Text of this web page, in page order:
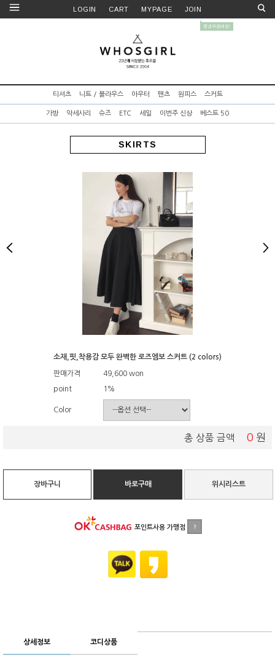
LOGIN CART MYPAGE JOIN
티셔츠 니트 / 블라우스 아우터 팬츠 원피스 스커트
가방 악세사리 슈즈 ETC 세일 이번주 신상 베스트 50
SKIRTS
소재,핏,착용감 모두 완벽한 로즈엠보 스커트 (2 colors)
판매가격 49,600 won
point 1%
Color
총 상품 금액 0 원
장바구니 바로구매 위시리스트
포인트사용 가맹점 ?
상세정보 코디상품